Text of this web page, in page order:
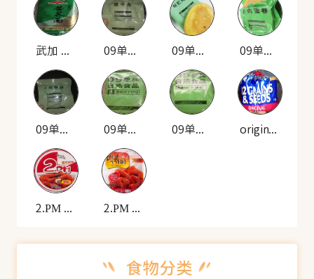
武加 荞麦面 09单兵 自热米饭套餐(酱牛肉) 09单兵 自热米饭套餐(耐贮烤饼) 09单兵 自热米饭套餐(牛肉蛋卷)
09单兵 自热米饭套餐(牛肉香肠) 09单兵 自热食品(雪菜肉丁炒饭) 09单兵 自热食品(羊肉拌面) original 12种谷物种子的面包
2.PM 韩式炒年糕(碗装) 2.PM 香辣年糕(袋装)